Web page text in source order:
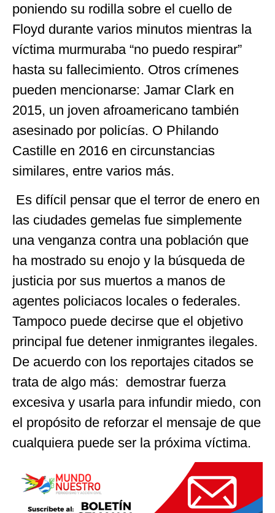
poniendo su rodilla sobre el cuello de
Floyd durante varios minutos mientras la
víctima murmuraba “no puedo respirar”
hasta su fallecimiento. Otros crímenes
pueden mencionarse: Jamar Clark en
2015, un joven afroamericano también
asesinado por policías. O Philando
Castille en 2016 en circunstancias
similares, entre varios más.
Es difícil pensar que el terror de enero en
las ciudades gemelas fue simplemente
una venganza contra una población que
ha mostrado su enojo y la búsqueda de
justicia por sus muertos a manos de
agentes policiacos locales o federales.
Tampoco puede decirse que el objetivo
principal fue detener inmigrantes ilegales.
De acuerdo con los reportajes citados se
trata de algo más: demostrar fuerza
excesiva y usarla para infundir miedo, con
el propósito de reforzar el mensaje de que
cualquiera puede ser la próxima víctima.